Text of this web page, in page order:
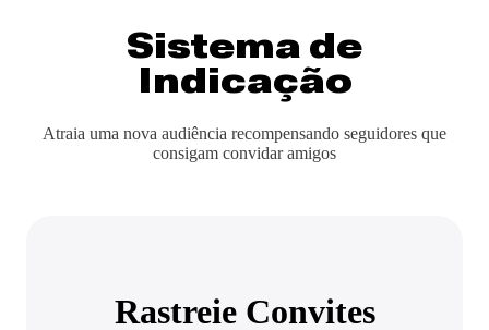
Sistema de
Indicação
Atraia uma nova audiência recompensando seguidores que
consigam convidar amigos
Rastreie Convites